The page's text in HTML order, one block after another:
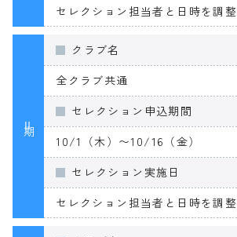
セレクション担当者と日時を調整
Ⅱ期
クラブ名
全クラブ共通
セレクション申込期間
10/1（木）〜10/16（金）
セレクション実施日
セレクション担当者と日時を調整